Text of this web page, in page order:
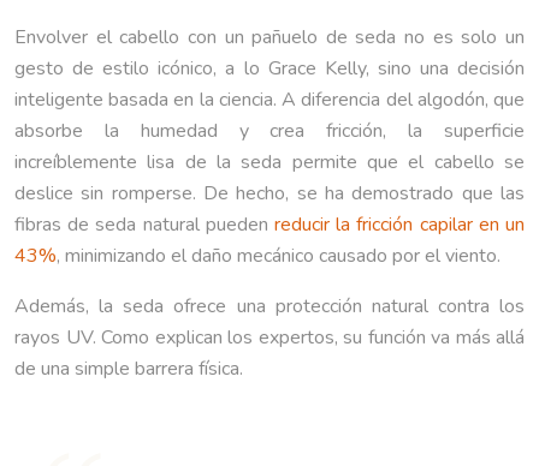
Envolver el cabello con un pañuelo de seda no es solo un
gesto de estilo icónico, a lo Grace Kelly, sino una decisión
inteligente basada en la ciencia. A diferencia del algodón, que
absorbe la humedad y crea fricción, la superficie
increíblemente lisa de la seda permite que el cabello se
deslice sin romperse. De hecho, se ha demostrado que las
fibras de seda natural pueden reducir la fricción capilar en un
43%, minimizando el daño mecánico causado por el viento.
Además, la seda ofrece una protección natural contra los
rayos UV. Como explican los expertos, su función va más allá
de una simple barrera física.